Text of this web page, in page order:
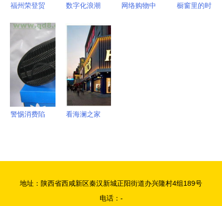
福州荣登贸
帽服饰的零
售批发专家
数字化浪潮
型之路 互
联网销售重
塑行业格局
网络购物中
橱窗里的时
警惕消费陷
看海澜之家
地址：陕西省西咸新区秦汉新城正阳街道办兴隆村4组189号
电话：-